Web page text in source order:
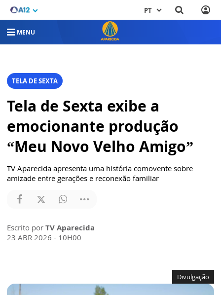
PT
MENU
TELA DE SEXTA
Tela de Sexta exibe a
emocionante produção
“Meu Novo Velho Amigo”
TV Aparecida apresenta uma história comovente sobre
amizade entre gerações e reconexão familiar
Escrito por TV Aparecida
23 ABR 2026 - 10H00
Divulgação